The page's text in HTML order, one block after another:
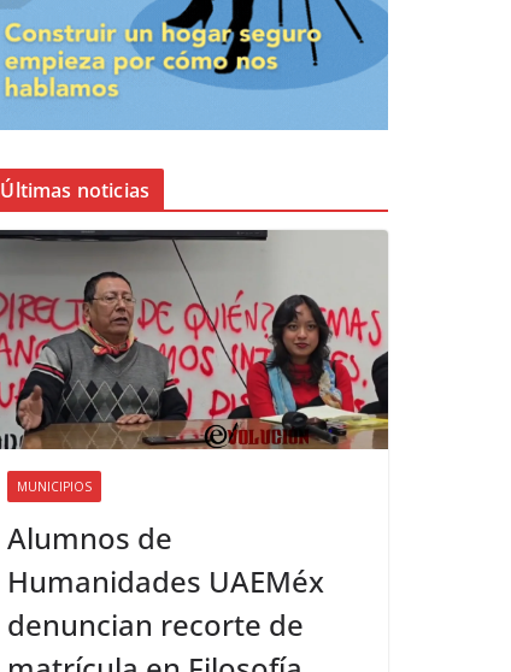
Últimas noticias
MUNICIPIOS
Alumnos de
Humanidades UAEMéx
denuncian recorte de